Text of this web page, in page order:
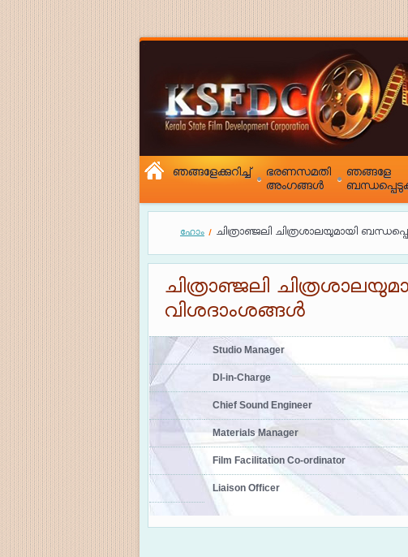
ഞങ്ങളേക്കുറിച്ച്
ഭരണസമതി
അംഗങ്ങൾ
ഞങ്ങളേ
ഹോം ചിത്രാഞ്ജലി ചിത്രശാലയുമായി
ചിത്രാഞ്ജലി
വിശദാംശങ്ങൾ
Studio Manager
DI-in-Charge
Chief Sound Engineer
Materials Manager
Film Facilitation Co-ordinator
Liaison Officer